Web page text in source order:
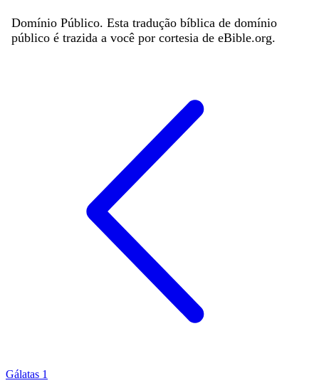
Domínio Público. Esta tradução bíblica de domínio
público é trazida a você por cortesia de eBible.org.
Gálatas 1